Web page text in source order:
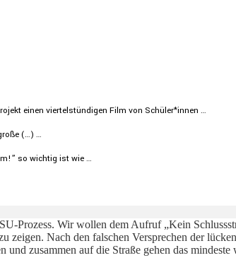
einen viertel­stün­digen Film von Schüler*innen …
(…) …
so wichtig ist wie …
Prozess. Wir wollen dem Aufruf „Kein
Nach den falschen Versprechen der
und zusammen auf die Straße gehen das